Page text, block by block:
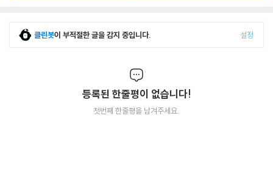
클린봇이 부적절한 글을 감지 중입니다. 설정
등록된 한줄평이 없습니다!
첫번째 한줄평을 남겨주세요.